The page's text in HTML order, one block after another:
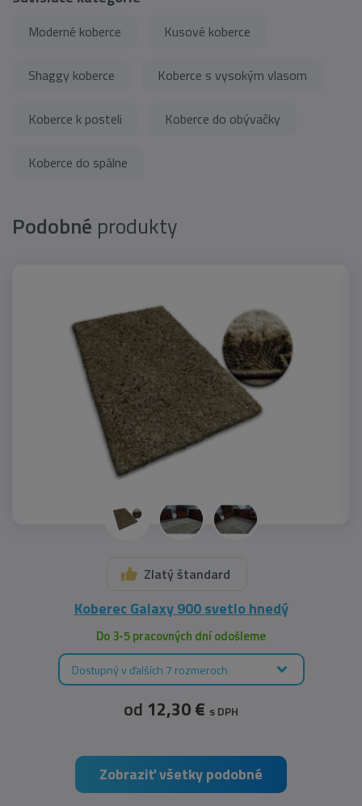
Moderné koberce Kusové koberce
Shaggy koberce Koberce s vysokým vlasom
Koberce k posteli Koberce do obývačky
Koberce do spálne
Podobné produkty
Zlatý štandard
Koberec Galaxy 900 svetlo hnedý
Do 3-5 pracovných dní odošleme
Dostupný v ďalších 7 rozmeroch
od 12,30 € s DPH
Zobraziť všetky podobné